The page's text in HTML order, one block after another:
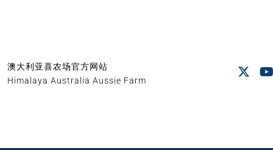
澳大利亚喜农场官方网站
Himalaya Australia Aussie Farm